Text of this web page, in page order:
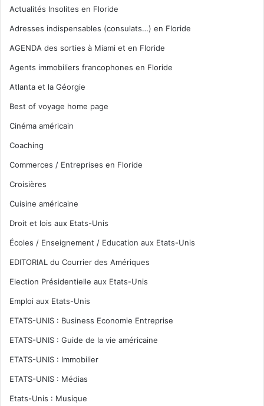
Actualités Insolites en Floride
Adresses indispensables (consulats…) en Floride
AGENDA des sorties à Miami et en Floride
Agents immobiliers francophones en Floride
Atlanta et la Géorgie
Best of voyage home page
Cinéma américain
Coaching
Commerces / Entreprises en Floride
Croisières
Cuisine américaine
Droit et lois aux Etats-Unis
Écoles / Enseignement / Education aux Etats-Unis
EDITORIAL du Courrier des Amériques
Election Présidentielle aux Etats-Unis
Emploi aux Etats-Unis
ETATS-UNIS : Business Economie Entreprise
ETATS-UNIS : Guide de la vie américaine
ETATS-UNIS : Immobilier
ETATS-UNIS : Médias
Etats-Unis : Musique